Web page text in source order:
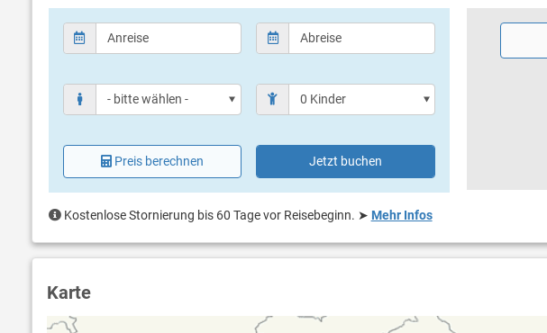
Preis berechnen Jetzt buchen
Kostenlose Stornierung bis 60 Tage vor Reisebeginn. ➤ Mehr Infos
Karte